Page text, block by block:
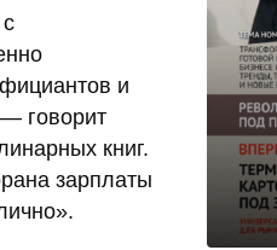
и
говорит
книг.
зарплаты